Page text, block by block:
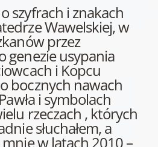
szyfrach i znakach
Wawelskiej, w
przez
genezie usypania
i Kopcu
bocznych nawach
i symbolach
rzeczach , których
słuchałem, a
w latach 2010 –